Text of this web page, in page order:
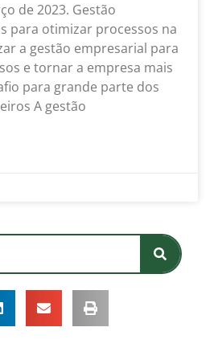
de 2023. Gestão
para otimizar processos na
a gestão empresarial para
e tornar a empresa mais
para grande parte dos
A gestão